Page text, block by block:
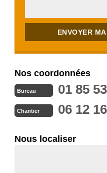
Nos coordonnées
Bureau 01 85
Chantier 06 12
Nous localiser